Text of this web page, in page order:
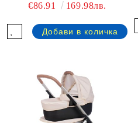
€86.91
169.98лв.